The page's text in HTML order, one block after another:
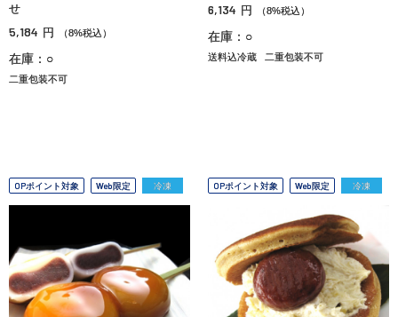
せ
5,184 円 （8%税込）
在庫：○
二重包装不可
6,134 円 （8%税込）
在庫：○
送料込冷蔵 二重包装不可
OPポイント対象 Web限定 冷凍 OPポイント対象 Web限定 冷凍